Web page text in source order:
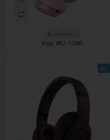
В наявності
Код: WU-1396
хіт